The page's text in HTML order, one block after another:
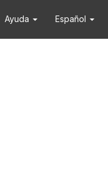
Ayuda Español